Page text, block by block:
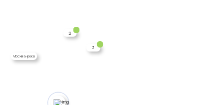
Москва-река
2
3